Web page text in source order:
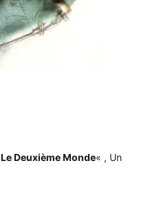
Le Deuxième Monde« , Un